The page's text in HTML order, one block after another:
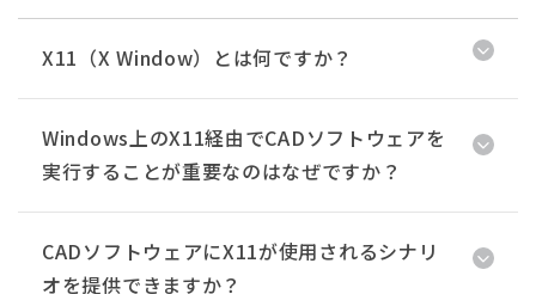
X11（X Window）とは何ですか？
Windows上のX11経由でCADソフトウェアを
実行することが重要なのはなぜですか？
CADソフトウェアにX11が使用されるシナリ
オを提供できますか？